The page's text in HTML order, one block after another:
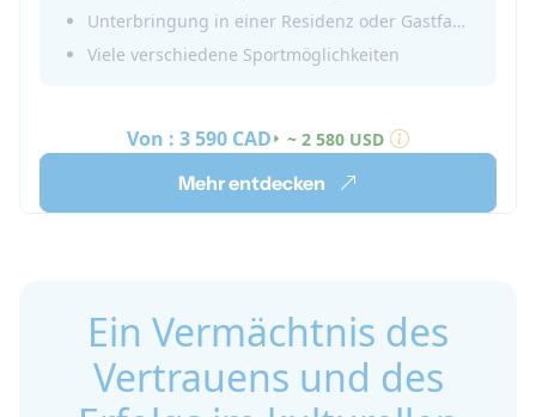
Unterbringung in einer Residenz oder Gastfamilie
Viele verschiedene Sportmöglichkeiten
Von : 3 590 CAD ~ 2 580 USD
Mehr entdecken
Ein Vermächtnis des
Vertrauens und des